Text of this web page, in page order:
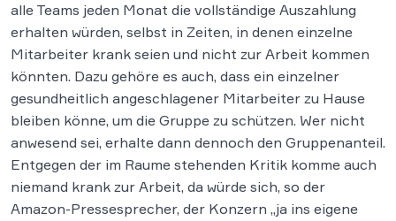
alle Teams jeden Monat die vollständige Auszahlung
erhalten würden, selbst in Zeiten, in denen einzelne
Mitarbeiter krank seien und nicht zur Arbeit kommen
könnten. Dazu gehöre es auch, dass ein einzelner
gesundheitlich angeschlagener Mitarbeiter zu Hause
bleiben könne, um die Gruppe zu schützen. Wer nicht
anwesend sei, erhalte dann dennoch den Gruppenanteil.
Entgegen der im Raume stehenden Kritik komme auch
niemand krank zur Arbeit, da würde sich, so der
Amazon-Pressesprecher, der Konzern „ja ins eigene